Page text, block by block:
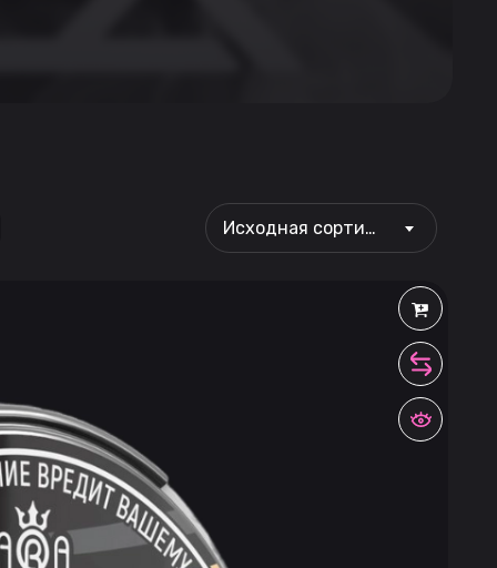
Исходная сортировка